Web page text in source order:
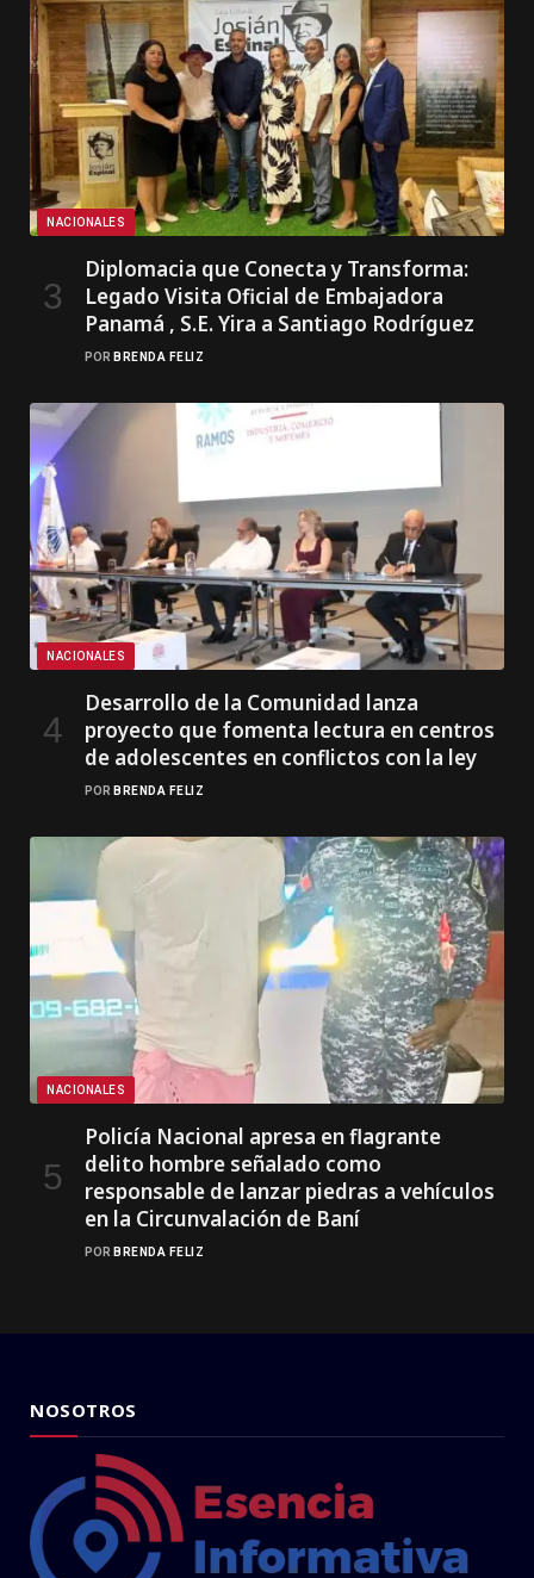
NACIONALES
Diplomacia que Conecta y Transforma:
Legado Visita Oficial de Embajadora
Panamá , S.E. Yira a Santiago Rodríguez
POR BRENDA FELIZ
NACIONALES
Desarrollo de la Comunidad lanza
proyecto que fomenta lectura en centros
de adolescentes en conflictos con la ley
POR BRENDA FELIZ
NACIONALES
Policía Nacional apresa en flagrante
delito hombre señalado como
responsable de lanzar piedras a vehículos
en la Circunvalación de Baní
POR BRENDA FELIZ
NOSOTROS